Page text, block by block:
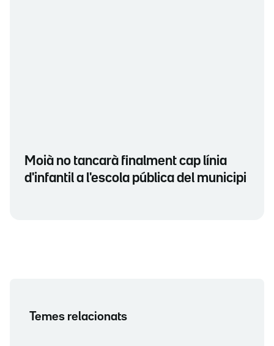
Moià no tancarà finalment cap línia
d'infantil a l'escola pública del municipi
Temes relacionats